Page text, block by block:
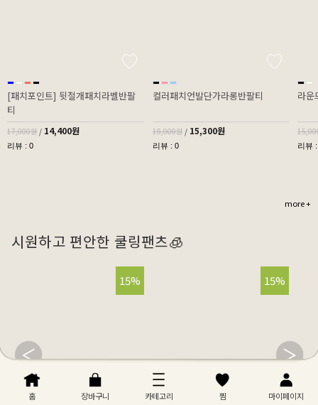
[패치포인트] 뒷절개패치라벨반팔
티
17,000원 / 14,400원
리뷰 : 0
컬러패치언발단가라롱반팔티
18,000원 / 15,300원
리뷰 : 0
라운
리뷰
more +
시원하고 편안한 쿨링팬츠🧊
32%
15% 32%
15%
홈 장바구니 카테고리 찜 마이페이지